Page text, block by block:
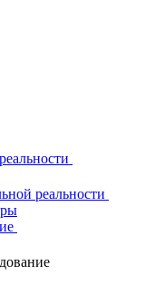
реальности